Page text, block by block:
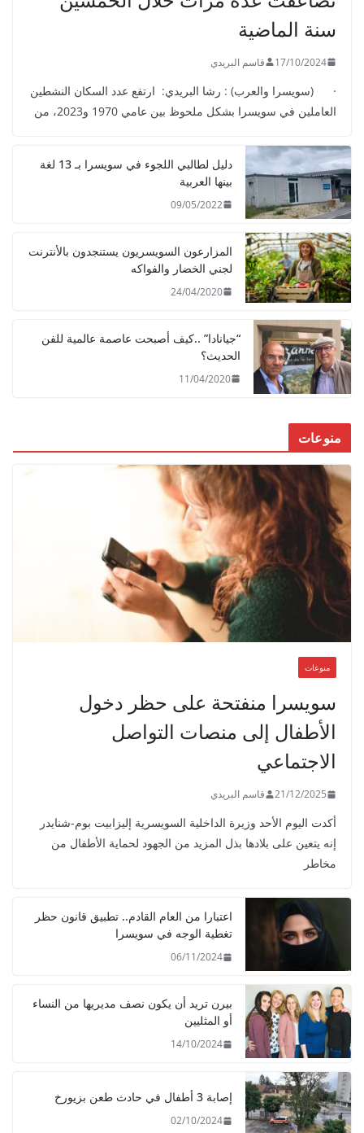
سنة الماضية
17/10/2024 قاسم البريدي
· (سويسرا والعرب) : رشا البريدي: ارتفع عدد السكان النشطين
العاملين في سويسرا بشكل ملحوظ بين عامي 1970 و2023، من
دليل لطالبي اللجوء في سويسرا بـ 13 لغة
بينها العربية
09/05/2022
المزارعون السويسريون يستنجدون بالأنترنت
لجني الخضار والفواكه
24/04/2020
“جيانادا” ..كيف أصبحت عاصمة عالمية للفن
الحديث؟
11/04/2020
منوعات
منوعات
سويسرا منفتحة على حظر دخول
الأطفال إلى منصات التواصل
الاجتماعي
21/12/2025 قاسم البريدي
أكدت اليوم الأحد وزيرة الداخلية السويسرية إليزابيت بوم-شنايدر
إنه يتعين على بلادها بذل المزيد من الجهود لحماية الأطفال من
مخاطر
اعتبارا من العام القادم.. تطبيق قانون حظر
تغطية الوجه في سويسرا
06/11/2024
بيرن تريد أن يكون نصف مديريها من النساء
أو المثليين
14/10/2024
إصابة 3 أطفال في حادث طعن بزيورخ
02/10/2024